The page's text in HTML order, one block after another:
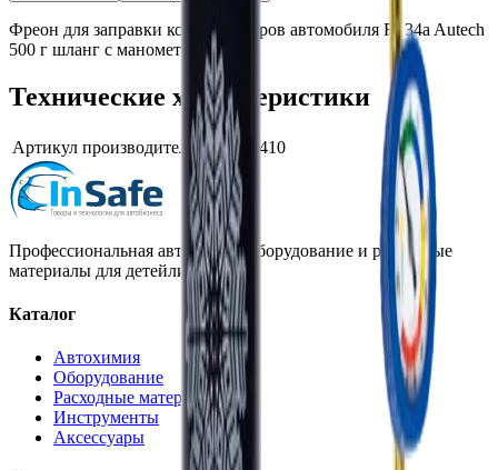
Фреон для заправки кондиционеров автомобиля R134a Autech
500 г шланг с манометром
Технические характеристики
Артикул производителя Au-883/410
Профессиональная автохимия, оборудование и расходные
материалы для детейлинга.
Каталог
Автохимия
Оборудование
Расходные материалы
Инструменты
Аксессуары